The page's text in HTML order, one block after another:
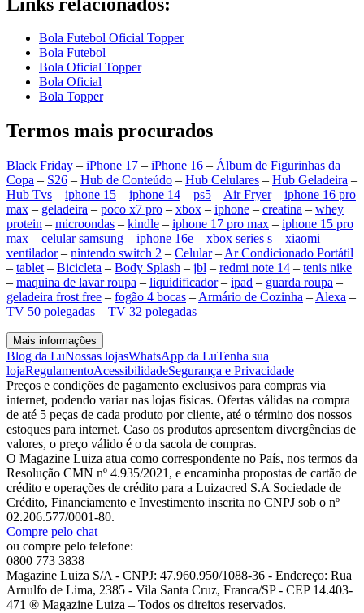
Bola Futebol Oficial Topper
Bola Futebol
Bola Oficial Topper
Bola Oficial
Bola Topper
Termos mais procurados
Black Friday – iPhone 17 – iPhone 16 – Álbum de Figurinhas da
Copa – S26 – Hub de Conteúdo – Hub Celulares – Hub Geladeira –
Hub Tvs – iphone 15 – iphone 14 – ps5 – Air Fryer– iphone 16 pro
max – geladeira – poco x7 pro – xbox – iphone – creatina – whey
protein – microondas – kindle – iphone 17 pro max – iphone 15 pro
max – celular samsung – iphone 16e – xbox series s – xiaomi –
ventilador– nintendo switch 2 – Celular– Ar Condicionado Portátil
– tablet – Bicicleta – Body Splash – jbl – redmi note 14 – tenis nike
– maquina de lavar roupa – liquidificador– ipad – guarda roupa –
geladeira frost free – fogão 4 bocas – Armário de Cozinha – Alexa –
TV 50 polegadas – TV 32 polegadas
Mais informações
Blog da LuNossas lojasWhatsApp da LuTenha sua
lojaRegulamentoAcessibilidadeSegurança e Privacidade
Preços e condições de pagamento exclusivos para compras via
internet, podendo variar nas lojas físicas. Ofertas válidas na compra
de até 5 peças de cada produto por cliente, até o término dos nossos
estoques para internet. Caso os produtos apresentem divergências de
valores, o preço válido é o da sacola de compras.
O Magazine Luiza atua como correspondente no País, nos termos da
Resolução CMN nº 4.935/2021, e encaminha propostas de cartão de
crédito e operações de crédito para a Luizacred S.A Sociedade de
Crédito, Financiamento e Investimento inscrita no CNPJ sob o nº
02.206.577/0001-80.
Compre pelo chat
ou compre pelo telefone:
0800 773 3838
Magazine Luiza S/A - CNPJ: 47.960.950/1088-36 - Endereço: Rua
Arnulfo de Lima, 2385 - Vila Santa Cruz, Franca/SP - CEP 14.403-
471 ® Magazine Luiza – Todos os direitos reservados.